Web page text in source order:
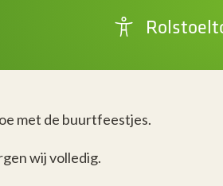
met de buurtfeestjes.
wij volledig.